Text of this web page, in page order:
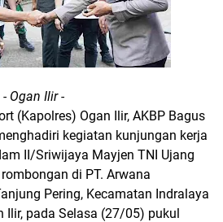
- Ogan Ilir -
(Kapolres) Ogan Ilir, AKBP Bagus
kegiatan kunjungan kerja
II/Sriwijaya Mayjen TNI Ujang
di PT. Arwana
Pering, Kecamatan Indralaya
Ilir, pada Selasa (27/05) pukul